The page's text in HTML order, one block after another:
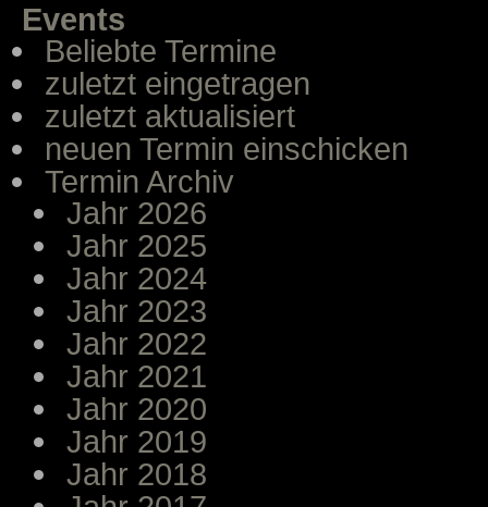
Events
Beliebte Termine
zuletzt eingetragen
zuletzt aktualisiert
neuen Termin einschicken
Termin Archiv
Jahr 2026
Jahr 2025
Jahr 2024
Jahr 2023
Jahr 2022
Jahr 2021
Jahr 2020
Jahr 2019
Jahr 2018